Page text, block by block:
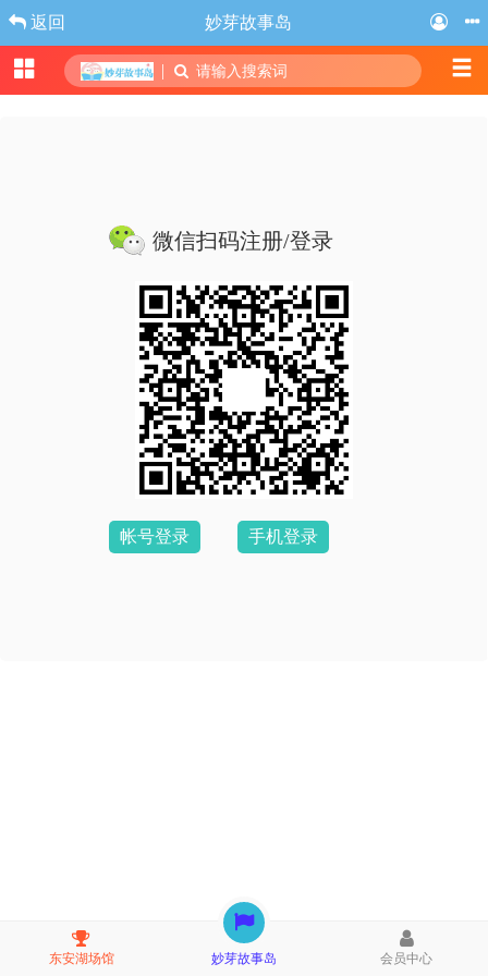
返回 妙芽故事岛
| 请输入搜索词
微信扫码注册/登录
帐号登录 手机登录
东安湖场馆 妙芽故事岛 会员中心